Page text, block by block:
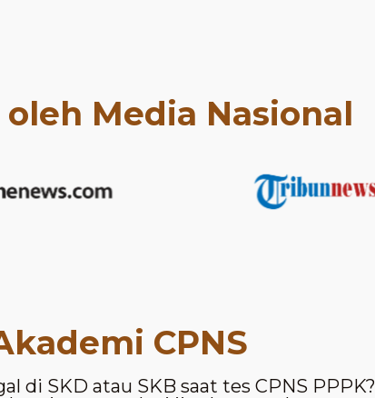
Media Nasional
CPNS
di SKD atau SKB saat tes CPNS PPPK?